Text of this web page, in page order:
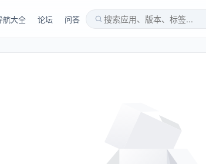
航大全 论坛 问答